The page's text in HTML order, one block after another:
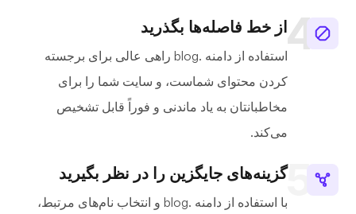
از خط فاصله‌ها بگذرید
استفاده از دامنه .blog راهی عالی برای برجسته
کردن محتوای شماست، و سایت شما را برای
مخاطبانتان به یاد ماندنی و فوراً قابل تشخیص
می‌کند.
گزینه‌های جایگزین را در نظر بگیرید
با استفاده از دامنه .blog و انتخاب نام‌های مرتبط،